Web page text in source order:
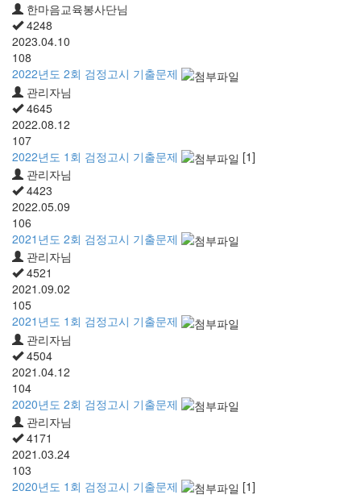
한마음교육봉사단님
4248
2023.04.10
108
2022년도 2회 검정고시 기출문제
관리자님
4645
2022.08.12
107
2022년도 1회 검정고시 기출문제
[1]
관리자님
4423
2022.05.09
106
2021년도 2회 검정고시 기출문제
관리자님
4521
2021.09.02
105
2021년도 1회 검정고시 기출문제
관리자님
4504
2021.04.12
104
2020년도 2회 검정고시 기출문제
관리자님
4171
2021.03.24
103
2020년도 1회 검정고시 기출문제
[1]